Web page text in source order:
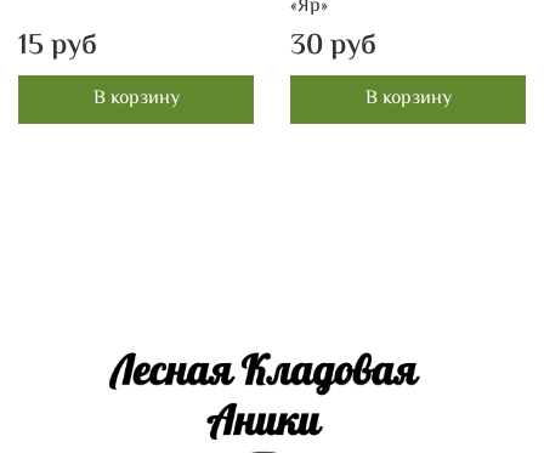
15 руб
В корзину
«Яр»
30 руб
В корзину